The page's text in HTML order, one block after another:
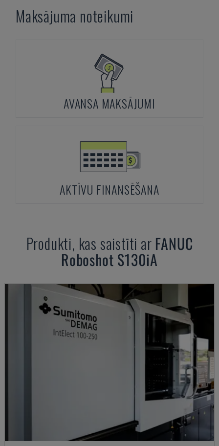
Maksājuma noteikumi
AVANSA MAKSĀJUMI
AKTĪVU FINANSĒŠANA
Produkti, kas saistīti ar FANUC
Roboshot S130iA